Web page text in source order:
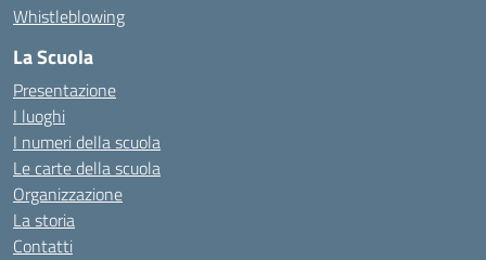
Whistleblowing
La Scuola
Presentazione
I luoghi
I numeri della scuola
Le carte della scuola
Organizzazione
La storia
Contatti